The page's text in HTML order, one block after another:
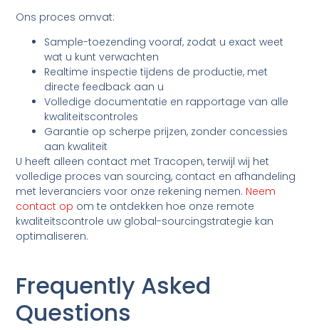
Ons proces omvat:
Sample-toezending vooraf, zodat u exact weet
wat u kunt verwachten
Realtime inspectie tijdens de productie, met
directe feedback aan u
Volledige documentatie en rapportage van alle
kwaliteitscontroles
Garantie op scherpe prijzen, zonder concessies
aan kwaliteit
U heeft alleen contact met Tracopen, terwijl wij het
volledige proces van sourcing, contact en afhandeling
met leveranciers voor onze rekening nemen. Neem
contact op om te ontdekken hoe onze remote
kwaliteitscontrole uw global-sourcingstrategie kan
optimaliseren.
Frequently Asked
Questions